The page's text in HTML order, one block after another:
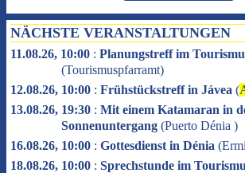
NÄCHSTE VERANSTALTUNGEN
11.08.26, 10:00 : Planungstreff im
(Tourismuspfarramt)
12.08.26, 10:00 : Frühstückstreff in Jávea (
13.08.26, 19:30 : Mit einem Katamaran in
Sonnenuntergang (Puerto Dénia )
16.08.26, 10:00 : Gottesdienst in Dénia (
18.08.26, 10:00 : Sprechstunde im